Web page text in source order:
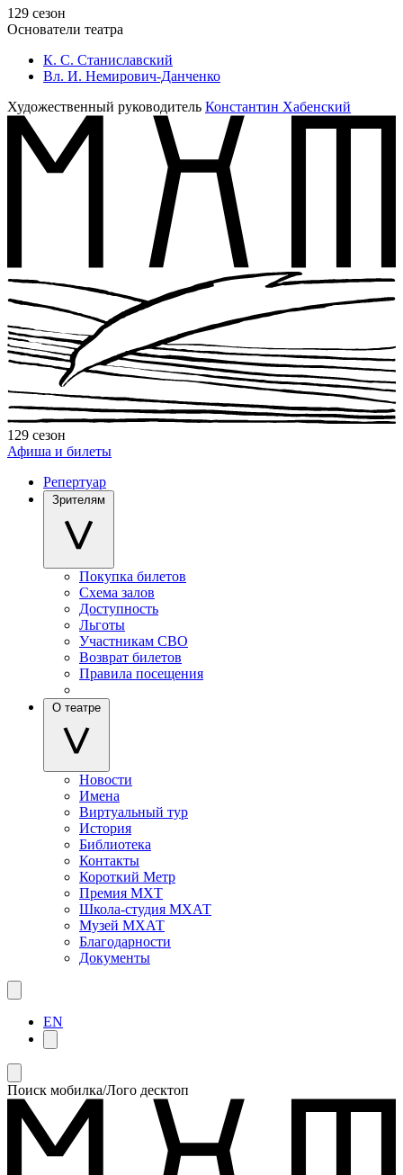
129 сезон
Основатели театра
К. С. Станиславский
Вл. И. Немирович-Данченко
Художественный руководитель Константин Хабенский
129 сезон
Афиша и билеты
Репертуар
Зрителям
Покупка билетов
Схема залов
Доступность
Льготы
Участникам СВО
Возврат билетов
Правила посещения
О театре
Новости
Имена
Виртуальный тур
История
Библиотека
Контакты
Короткий Метр
Премия МХТ
Школа-студия МХАТ
Музей МХАТ
Благодарности
Документы
EN
Поиск мобилка/Лого десктоп